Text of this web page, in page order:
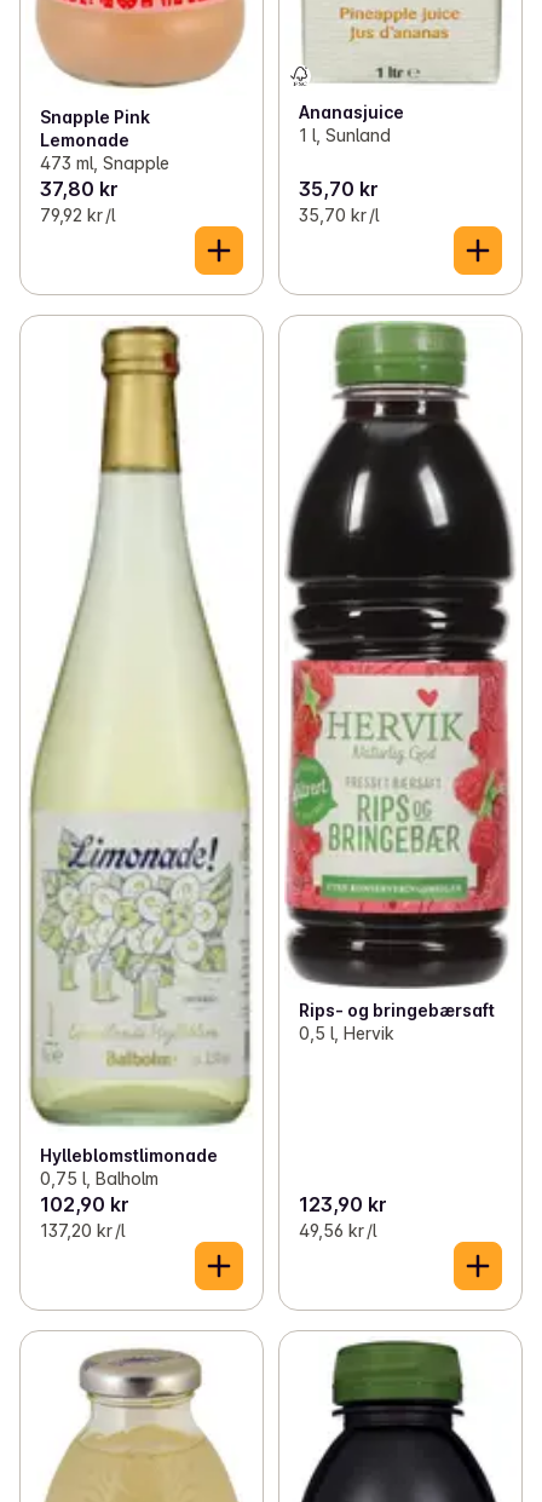
Snapple Pink
Lemonade
473 ml, Snapple
37,80 kr
79,92 kr /l
Ananasjuice
1 l, Sunland
35,70 kr
35,70 kr /l
Hylleblomstlimonade
0,75 l, Balholm
102,90 kr
137,20 kr /l
Rips- og bringebærsaft
0,5 l, Hervik
123,90 kr
49,56 kr /l